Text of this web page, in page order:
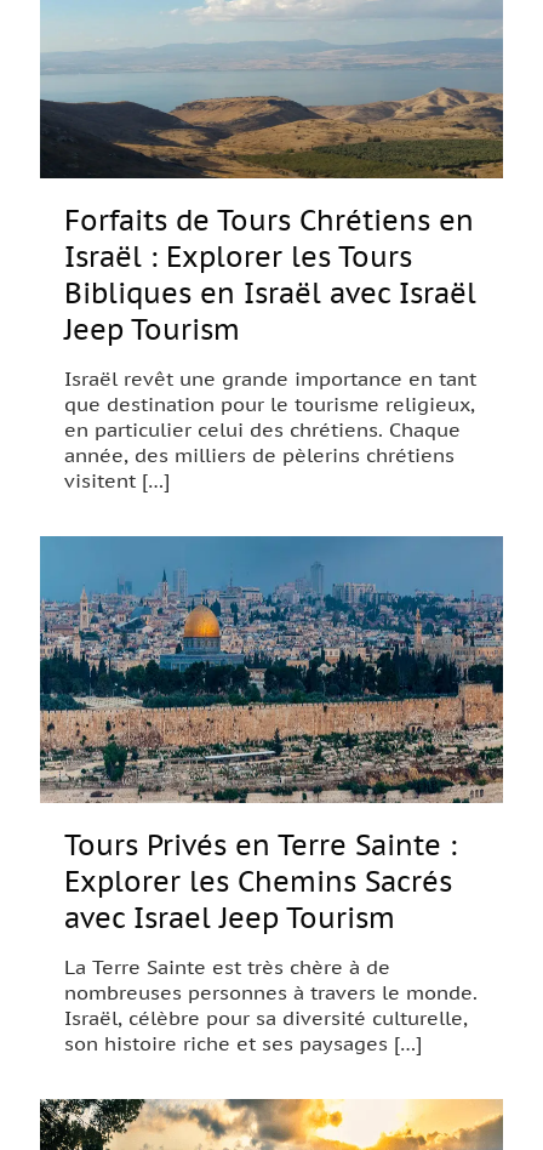
Forfaits de Tours Chrétiens en
Israël : Explorer les Tours
Bibliques en Israël avec Israël
Jeep Tourism
Israël revêt une grande importance en tant
que destination pour le tourisme religieux,
en particulier celui des chrétiens. Chaque
année, des milliers de pèlerins chrétiens
visitent […]
Tours Privés en Terre Sainte :
Explorer les Chemins Sacrés
avec Israel Jeep Tourism
La Terre Sainte est très chère à de
nombreuses personnes à travers le monde.
Israël, célèbre pour sa diversité culturelle,
son histoire riche et ses paysages […]